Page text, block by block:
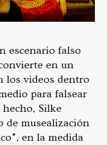
escenario falso
en un
los videos dentro
para falsear
Silke
de musealización
en la medida